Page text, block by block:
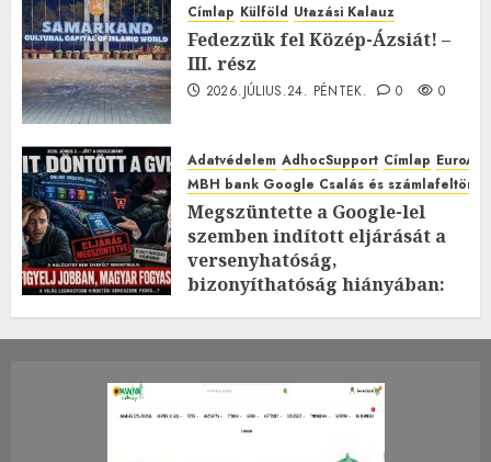
Címlap Külföld Utazási Kalauz
Fedezzük fel Közép-Ázsiát! –
III. rész
2026.JÚLIUS.24. PÉNTEK. 0 0
Adatvédelem AdhocSupport Címlap
MBH bank Google Csalás és
Megszüntette a Google-lel
szemben indított eljárását a
versenyhatóság,
bizonyíthatóság hiányában:
2026.JÚLIUS.23. CSÜTÖRTÖK.
0